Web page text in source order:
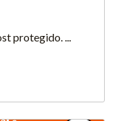
protegido.